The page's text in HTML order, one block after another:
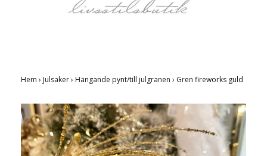
Hem › Julsaker› Hängande pynt/till julgranen › Gren fireworks guld